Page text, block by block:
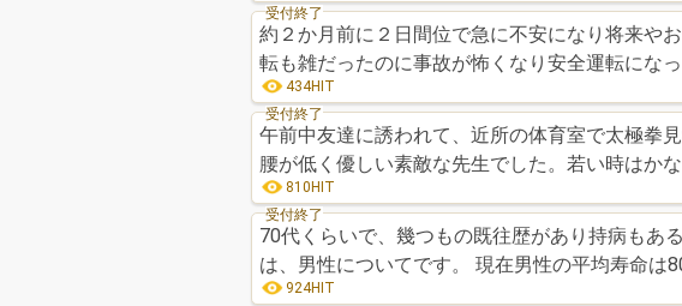
受付終了
約２か月前に２日間位で急に不安になり将来や
転も雑だったのに事故が怖くなり安全運転にな
434HIT
受付終了
午前中友達に誘われて、近所の体育室で太極拳
腰が低く優しい素敵な先生でした。若い時はか
810HIT
受付終了
70代くらいで、幾つもの既往歴があり持病もあ
は、男性についてです。 現在男性の平均寿命は
924HIT